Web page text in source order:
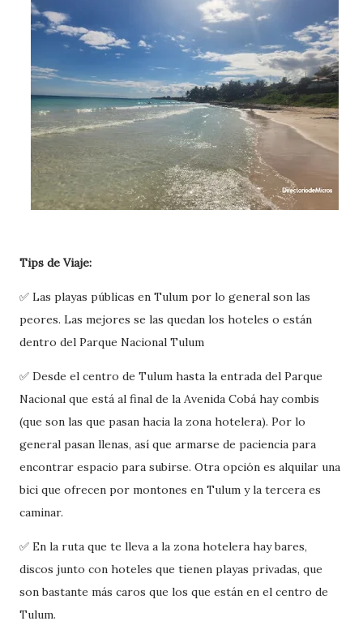
Tips de Viaje:
✅ Las playas públicas en Tulum por lo general son las
peores. Las mejores se las quedan los hoteles o están
dentro del Parque Nacional Tulum
✅ Desde el centro de Tulum hasta la entrada del Parque
Nacional que está al final de la Avenida Cobá hay combis
(que son las que pasan hacia la zona hotelera). Por lo
general pasan llenas, así que armarse de paciencia para
encontrar espacio para subirse. Otra opción es alquilar una
bici que ofrecen por montones en Tulum y la tercera es
caminar.
✅ En la ruta que te lleva a la zona hotelera hay bares,
discos junto con hoteles que tienen playas privadas, que
son bastante más caros que los que están en el centro de
Tulum.